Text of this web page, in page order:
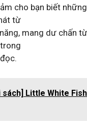
cho bạn biết
từ
mang dư chấn
sách] Little White